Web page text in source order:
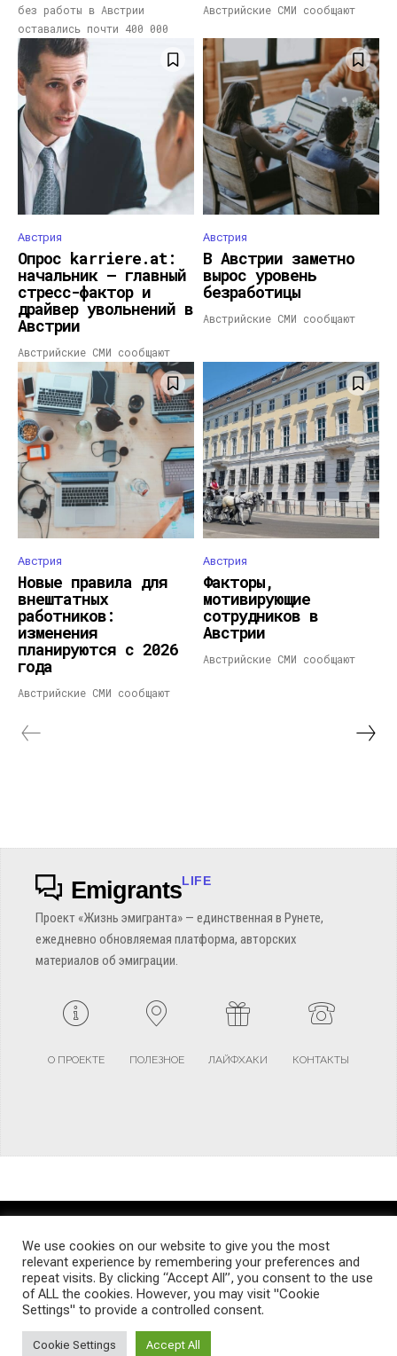
без работы в Австрии
оставались почти 400 000
Австрийские СМИ сообщают
Австрия
Опрос karriere.at:
начальник — главный
стресс-фактор и
драйвер увольнений в
Австрии
Австрийские СМИ сообщают
Австрия
В Австрии заметно
вырос уровень
безработицы
Австрийские СМИ сообщают
Австрия
Новые правила для
внештатных
работников:
изменения
планируются с 2026
года
Австрийские СМИ сообщают
Австрия
Факторы,
мотивирующие
сотрудников в
Австрии
Австрийские СМИ сообщают
EmigrantsLIFE
Проект «Жизнь эмигранта» — единственная в Рунете,
ежедневно обновляемая платформа, авторских
материалов об эмиграции.
О ПРОЕКТЕ ПОЛЕЗНОЕ ЛАЙФХАКИ КОНТАКТЫ
TERMS AND CONDITIONS PRIVACY POLICY SITEMAP
© Emigrants Life WordPress Theme by TagDiv
We use cookies on our website to give you the most
relevant experience by remembering your preferences and
repeat visits. By clicking “Accept All”, you consent to the use
of ALL the cookies. However, you may visit "Cookie
Settings" to provide a controlled consent.
Cookie Settings Accept All